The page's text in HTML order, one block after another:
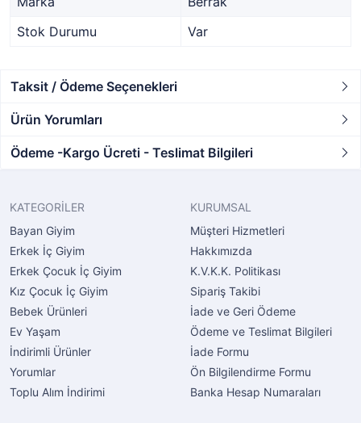
Stok Durumu
Var
Taksit / Ödeme Seçenekleri
Ürün Yorumları
Ödeme -Kargo Ücreti - Teslimat Bilgileri
KATEGORİLER
Bayan Giyim
Erkek İç Giyim
Erkek Çocuk İç Giyim
Kız Çocuk İç Giyim
Bebek Ürünleri
Ev Yaşam
İndirimli Ürünler
Yorumlar
Toplu Alım İndirimi
KURUMSAL
Müşteri Hizmetleri
Hakkımızda
K.V.K.K. Politikası
Sipariş Takibi
İade ve Geri Ödeme
Ödeme ve Teslimat Bilgileri
İade Formu
Ön Bilgilendirme Formu
Banka Hesap Numaraları